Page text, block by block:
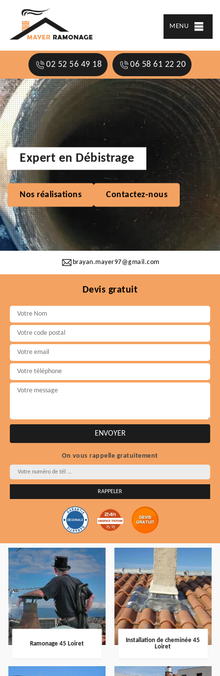
MENU
02 52 56 49 18 06 58 61 22 20
brayan.mayer97@gmail.com
Expert en Débistrage
Nos réalisations Contactez-nous
Devis gratuit
On vous rappelle gratuitement
Ramonage 45 Loiret
Installation de cheminée 45
Loiret